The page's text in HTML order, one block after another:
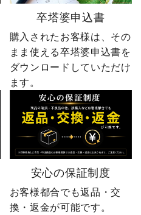
卒塔婆申込書
購入されたお客様は、その
まま使える卒塔婆申込書を
ダウンロードしていただけ
ます。
安心の保証制度
お客様都合でも返品・交
換・返金が可能です。